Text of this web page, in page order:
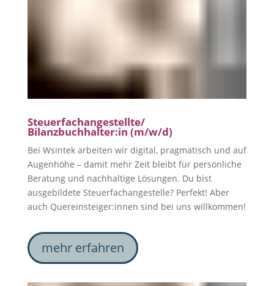
Steuerfachangestellte/
Bilanzbuchhalter:in (m/w/d)
Bei Wsintek arbeiten wir digital, pragmatisch und auf
Augenhöhe – damit mehr Zeit bleibt für persönliche
Beratung und nachhaltige Lösungen. Du bist
ausgebildete Steuerfachangestelle? Perfekt! Aber
auch Quereinsteiger:innen sind bei uns willkommen!
mehr erfahren